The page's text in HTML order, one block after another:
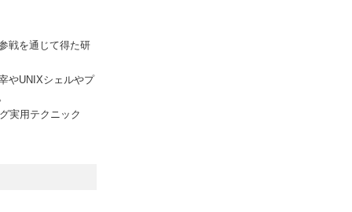
戦を通じて得た研
やUNIXシェルやプ
実用テクニック